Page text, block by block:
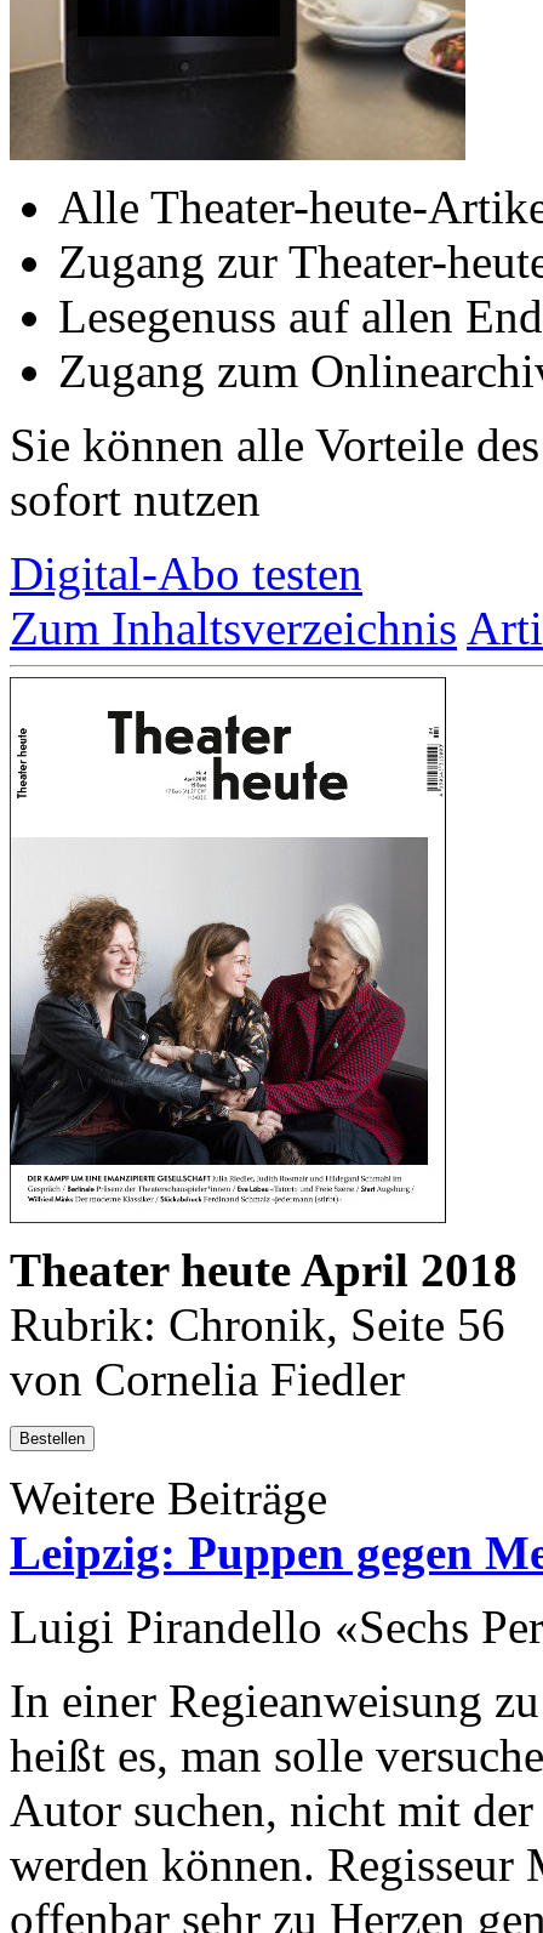
Alle Theater-heute-
Zugang zur Theater-
Lesegenuss auf allen
Zugang zum
Sie können alle Vorteile
sofort nutzen
Digital-Abo testen
Zum Inhaltsverzeichnis
Theater heute April 2018
Rubrik: Chronik, Seite 56
von Cornelia Fiedler
Bestellen
Weitere Beiträge
Leipzig: Puppen gegen
Luigi Pirandello «Sechs
In einer Regieanweisung
heißt es, man solle
Autor suchen, nicht mit
werden können. Regisseur
offenbar sehr zu Herzen